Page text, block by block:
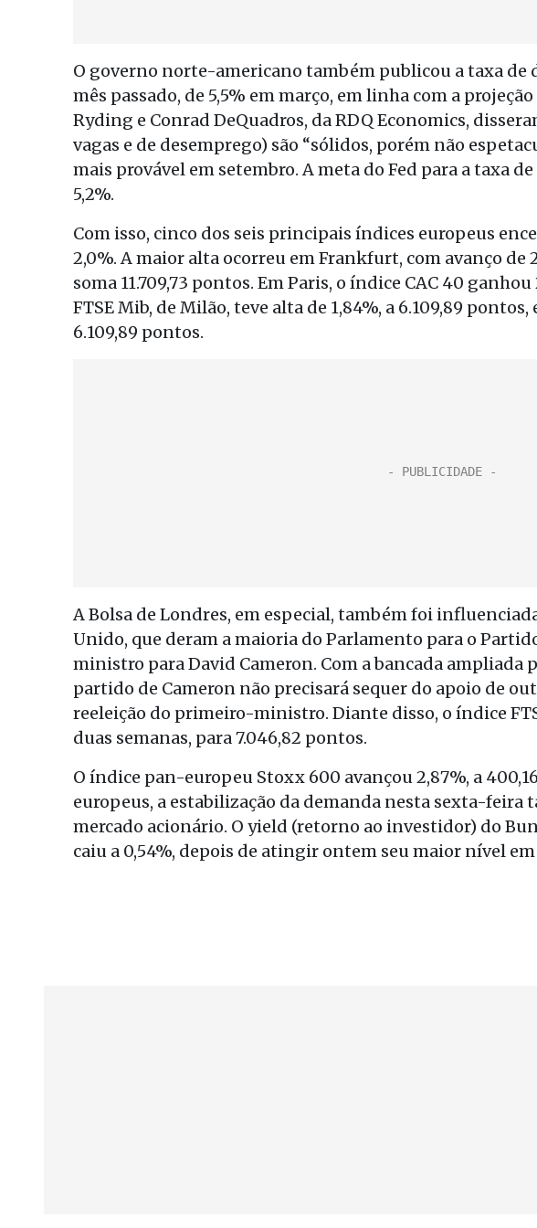
O governo norte-americano também publicou a taxa de
mês passado, de 5,5% em março, em linha com a
Ryding e Conrad DeQuadros, da RDQ Economics,
vagas e de desemprego) são “sólidos, porém não
mais provável em setembro. A meta do Fed para a taxa
5,2%.
Com isso, cinco dos seis principais índices europeus
2,0%. A maior alta ocorreu em Frankfurt, com avanço de
soma 11.709,73 pontos. Em Paris, o índice CAC 40
FTSE Mib, de Milão, teve alta de 1,84%, a 6.109,89 pontos,
6.109,89 pontos.
A Bolsa de Londres, em especial, também foi
Unido, que deram a maioria do Parlamento para o
ministro para David Cameron. Com a bancada ampliada
partido de Cameron não precisará sequer do apoio de
reeleição do primeiro-ministro. Diante disso, o índice
duas semanas, para 7.046,82 pontos.
O índice pan-europeu Stoxx 600 avançou 2,87%, a
europeus, a estabilização da demanda nesta sexta-
mercado acionário. O yield (retorno ao investidor) do
caiu a 0,54%, depois de atingir ontem seu maior nível em